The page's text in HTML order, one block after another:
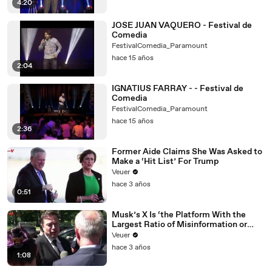
4:20
2:04
JOSE JUAN VAQUERO - Festival de
Comedia
FestivalComedia_Paramount
hace 15 años
2:36
IGNATIUS FARRAY - - Festival de
Comedia
FestivalComedia_Paramount
hace 15 años
0:51
Former Aide Claims She Was Asked to
Make a ‘Hit List’ For Trump
Veuer
hace 3 años
1:08
Musk’s X Is ‘the Platform With the
Largest Ratio of Misinformation or
Disinformation’ Amongst All Social
Media Platforms
Veuer
hace 3 años